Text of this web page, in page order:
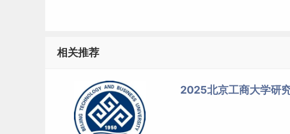
相关推荐
2025北京工商大学研